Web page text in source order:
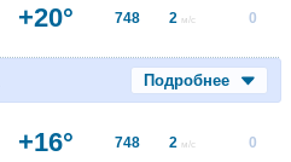
+20° 748 2 м/с 0
Подробнее
+16° 748 2 м/с 0